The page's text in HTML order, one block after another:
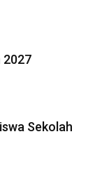
2027
Sekolah